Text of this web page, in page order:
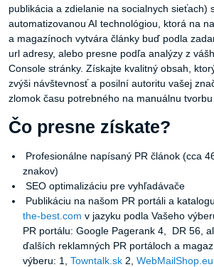
publikácia a zdielanie na socialnych sieťach)
automatizovanou AI technológiou, ktorá na
a magazínoch vytvára články buď podla
url adresy, alebo presne podľa analýzy z
Console stránky. Získajte kvalitný obsah,
zvýši návštevnosť a posilní autoritu vašej
zlomok času potrebného na manuálnu tvorbu
Čo presne získate?
Profesionálne napísaný PR článok (cca
znakov)
SEO optimalizáciu pre vyhľadávače
Publikáciu na našom PR portáli a
the-best.com v jazyku podla Vašeho
PR portálu: Google Pagerank 4, DR 56,
ďalších reklamných PR portáloch a
výberu: 1, Towntalk.sk 2, WebMailShop.eu